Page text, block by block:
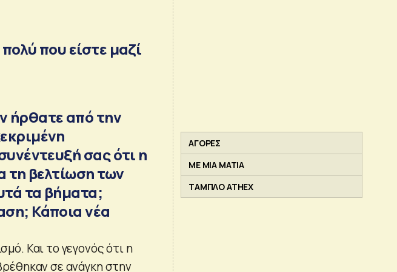
που είστε μαζί
ήρθατε από την
σας ότι η
τη βελτίωση των
τα βήματα;
Κάποια νέα
Και το γεγονός ότι η
σε ανάγκη στην
ΑΓΟΡΕΣ
ΜΕ ΜΙΑ ΜΑΤΙΑ
ΤΑΜΠΛΟ ATHEX